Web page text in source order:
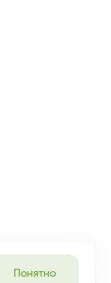
Понятно